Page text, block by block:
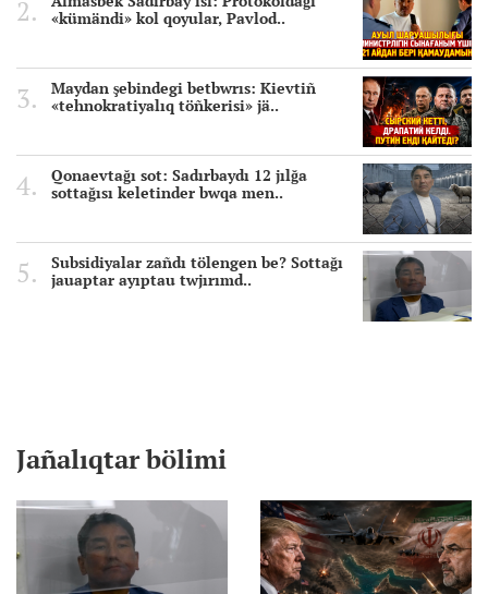
«kümändi» kol qoyular, Pavlod..
Maydan şebindegi betbwrıs: Kievtiñ
«tehnokratiyalıq töñkerisi» jä..
Qonaevtağı sot: Sadırbaydı 12 jılğa
sottağısı keletinder bwqa men..
Subsidiyalar zañdı tölengen be? Sottağı
jauaptar ayıptau twjırımd..
Jañalıqtar bölimi